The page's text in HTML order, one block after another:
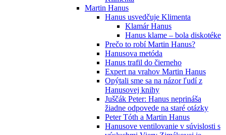
Martin Hanus
Hanus usvedčuje Klimenta
Klamár Hanus
Hanus klame – bola diskotéke
Prečo to robí Martin Hanus?
Hanusova metóda
Hanus trafil do čierneho
Expert na vrahov Martin Hanus
Opýtali sme sa na názor ľudí z
Hanusovej knihy
Juščák Peter: Hanus neprináša
žiadne odpovede na staré otázky
Peter Tóth a Martin Hanus
Hanusove ventilovanie v súvislosti s